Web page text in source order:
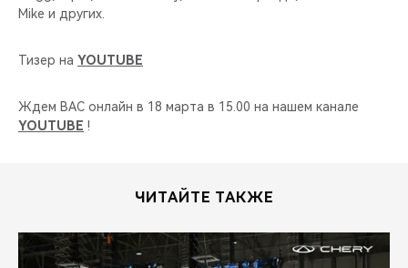
Mike и других.
Тизер на YOUTUBE
Ждем ВАС онлайн в 18 марта в 15.00 на нашем канале
YOUTUBE !
ЧИТАЙТЕ ТАКЖЕ